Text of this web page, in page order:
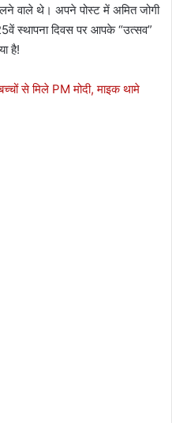
वाले थे। अपने पोस्ट में अमित जोगी
स्थापना दिवस पर आपके “उत्सव”
है!
से मिले PM मोदी, माइक थामे